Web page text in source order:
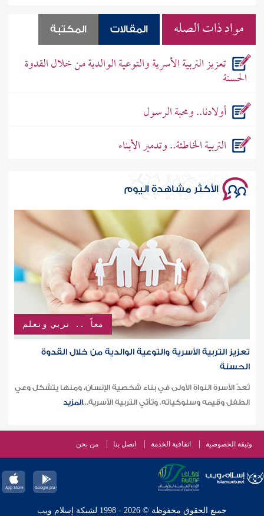
مواد ذات الصله المقالات المكتبة
تعزيز التربية الأسرية والتوعية الوالدية من خلال القدوة
الحسنة
أولادنا.. ومحبة الرسول
التربية الخاطئة.. وتدمير الأبناء
الأكثر مشاهدة اليوم
معاً .. نربي ونعلم
تعزيز التربية الأسرية والتوعية الوالدية من خلال القدوة
الحسنة
تُعدّ الأسرة النواة الأولى في بناء شخصية الإنسان، ومنها يتشكل وعي
الطفل وقيمه وسلوكياته. وتأتي التربية الأسرية...المزيد
وثيقة الخصوصية اتفاقية الخدمة اتصل بنا من نحن
جميع الحقوق محفوظة © 2026 - 1998 لشبكة إسلام ويب